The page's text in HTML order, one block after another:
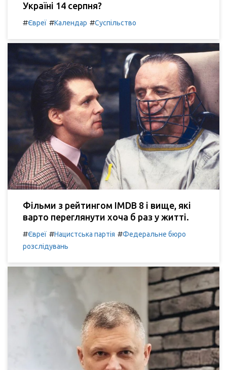
Україні 14 серпня?
#Євреї #Календар #Суспільство
Фільми з рейтингом IMDB 8 і вище, які
варто переглянути хоча б раз у житті.
#Євреї #Нацистська партія #Федеральне бюро
розслідувань